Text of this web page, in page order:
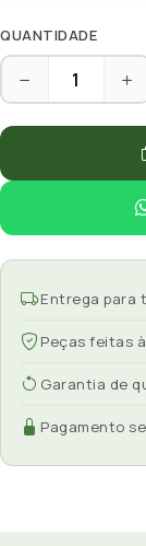
QUANTIDADE
Entrega para
Peças feitas
Garantia de
Pagamento